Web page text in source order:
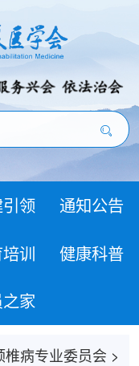
领 通知公告
训 健康科普
家
椎病专业委员会 >